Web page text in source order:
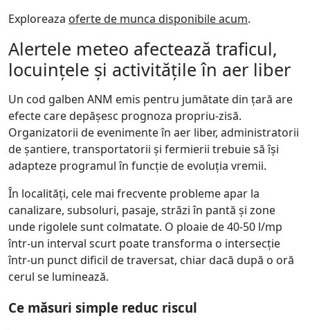
Exploreaza oferte de munca disponibile acum.
Alertele meteo afectează traficul,
locuințele și activitățile în aer liber
Un cod galben ANM emis pentru jumătate din țară are
efecte care depășesc prognoza propriu-zisă.
Organizatorii de evenimente în aer liber, administratorii
de șantiere, transportatorii și fermierii trebuie să își
adapteze programul în funcție de evoluția vremii.
În localități, cele mai frecvente probleme apar la
canalizare, subsoluri, pasaje, străzi în pantă și zone
unde rigolele sunt colmatate. O ploaie de 40-50 l/mp
într-un interval scurt poate transforma o intersecție
într-un punct dificil de traversat, chiar dacă după o oră
cerul se luminează.
Ce măsuri simple reduc riscul